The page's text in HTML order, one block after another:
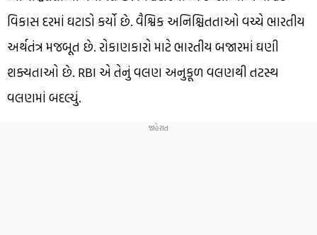
વિકાસ દરમાં ઘટાડો કર્યો છે. વૈશ્વિક અનિશ્ચિતતાઓ વચ્ચે ભારતીય
અર્થતંત્ર મજબૂત છે. રોકાણકારો માટે ભારતીય બજારમાં ઘણી
શક્યતાઓ છે. RBI એ તેનું વલણ અનુકૂળ વલણથી તટસ્થ
વલણમાં બદલ્યું.